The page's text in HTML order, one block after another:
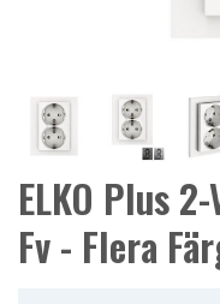
ELKO Plus
Fv - Flera